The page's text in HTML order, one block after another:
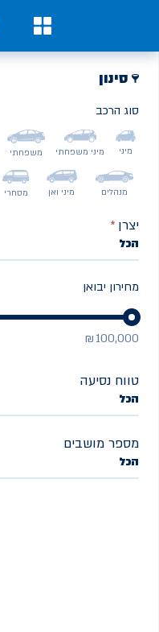
סינון
סוג הרכב
מיני מיני משפחתי משפחתי
מנהלים מיני ואן מסחרי
יצרן *
הכל
מחירון יבואן
₪ 100,000
טווח נסיעה
הכל
מספר מושבים
הכל